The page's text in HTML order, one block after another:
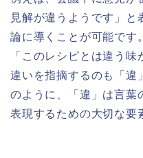
見解が違うようです」と
論に導くことが可能です
「このレシピとは違う
違いを指摘するのも「違
のように、「違」は言葉
表現するための大切な要